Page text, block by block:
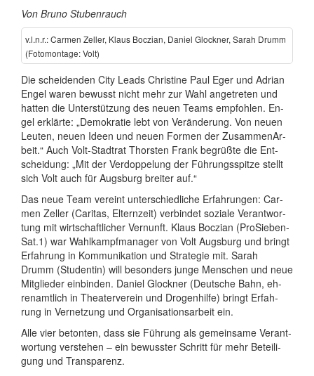
Von Bruno Stubenrauch
v.l.n.r.: Carmen Zeller, Klaus Boczian, Daniel Glockner, Sarah Drumm
(Fotomontage: Volt)
Die schei­den­den City Leads Chri­stine Paul Eger und Adri­an
En­gel wa­ren be­wusst nicht mehr zur Wahl an­ge­tre­ten und
hat­ten die Unter­stüt­zung des neuen Teams emp­foh­len. En­
gel er­klär­te: „De­mo­kra­tie lebt von Ver­än­de­rung. Von neuen
Leuten, neuen Ideen und neuen For­men der Zu­sam­men­Ar­
beit.“ Auch Volt-Stadt­rat Thor­sten Frank be­grüß­te die Ent­
schei­dung: „Mit der Ver­dop­pe­lung der Füh­rungs­spitze stellt
sich Volt auch für Augs­burg brei­ter auf.“
Das neue Team ver­eint un­ter­schied­liche Er­fah­run­gen: Car­
men Zel­ler (Caritas, Eltern­zeit) ver­bindet so­zia­le Ver­ant­wor­
tung mit wirt­schaft­li­cher Ver­nunft. Klaus Boc­zi­an (Pro­Sieben­
Sat.1) war Wahl­kampf­ma­na­ger von Volt Augs­burg und bringt
Er­fah­rung in Kom­mu­ni­ka­ti­on und Stra­te­gie mit. Sarah
Drumm (Stu­den­tin) will be­sonders junge Men­schen und neue
Mit­glie­der ein­bin­den. Da­ni­el Glock­ner (Deut­sche Bahn, eh­
ren­amt­lich in The­a­ter­ver­ein und Dro­gen­hil­fe) bringt Er­fah­
rung in Ver­net­zung und Or­ga­ni­sa­ti­ons­ar­beit ein.
Alle vier be­ton­ten, dass sie Füh­rung als ge­mein­sa­me Ver­ant­
wor­tung ver­ste­hen – ein be­wuss­ter Schritt für mehr Be­tei­li­
gung und Trans­pa­renz.